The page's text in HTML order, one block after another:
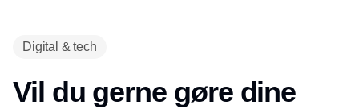
Digital & tech
Vil du gerne gøre dine